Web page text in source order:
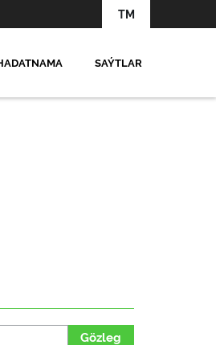
TM
SAÝTLAR
Gözleg